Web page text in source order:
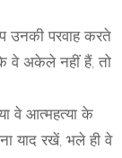
उनकी परवाह करते
वे अकेले नहीं हैं, तो
वे आत्महत्या के
याद रखें, भले ही वे